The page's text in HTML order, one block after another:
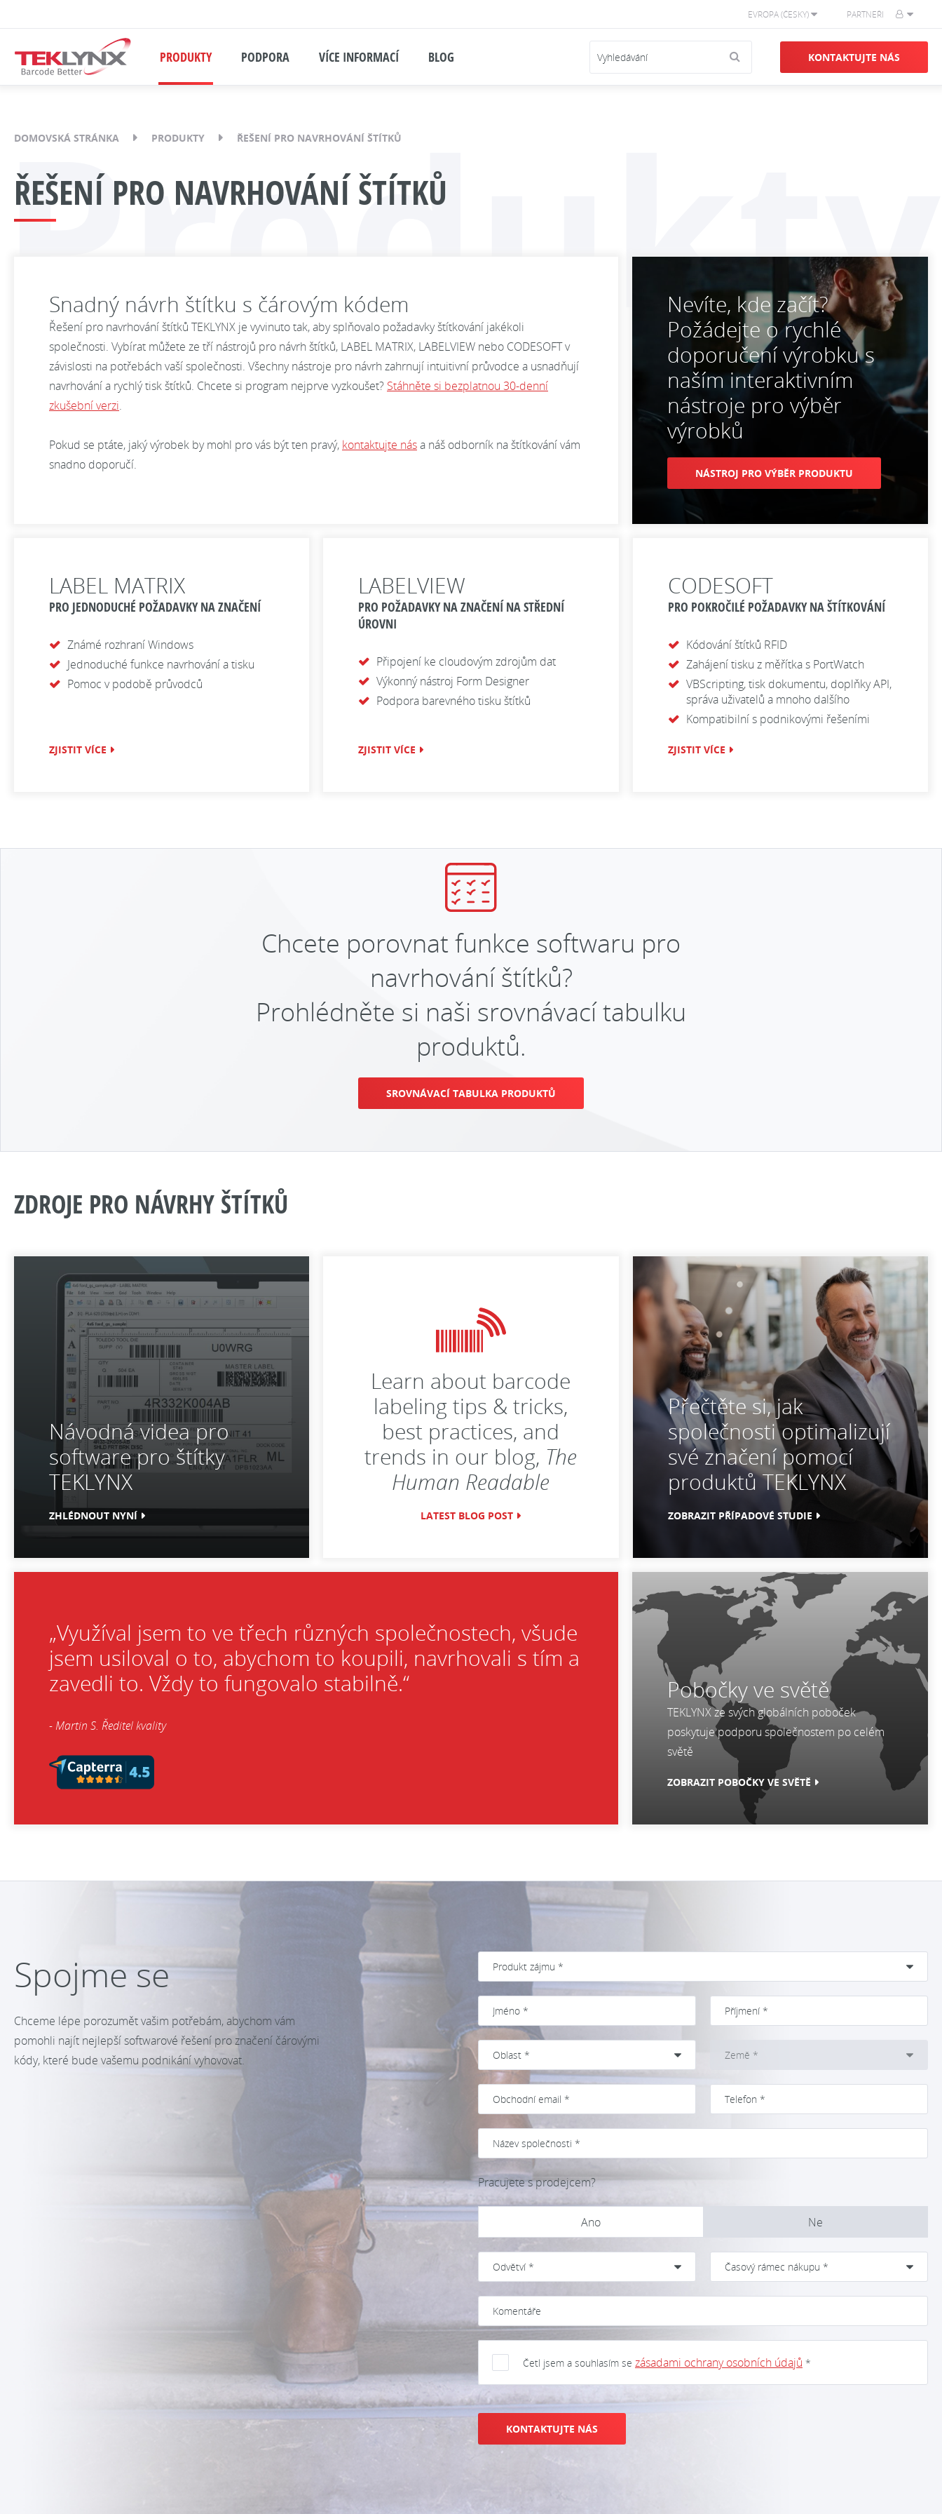
EVROPA (ČESKY) PARTNEŘI
PRODUKTY PODPORA VÍCE INFORMACÍ BLOG KONTAKTUJTE NÁS
DOMOVSKÁ STRÁNKA PRODUKTY ŘEŠENÍ PRO NAVRHOVÁNÍ ŠTÍTKŮ
Produkty
ŘEŠENÍ PRO NAVRHOVÁNÍ ŠTÍTKŮ
Snadný návrh štítku s čárovým kódem
Řešení pro navrhování štítků TEKLYNX je vyvinuto tak, aby splňovalo požadavky štítkování jakékoli
společnosti. Vybírat můžete ze tří nástrojů pro návrh štítků, LABEL MATRIX, LABELVIEW nebo CODESOFT v
závislosti na potřebách vaší společnosti. Všechny nástroje pro návrh zahrnují intuitivní průvodce a usnadňují
navrhování a rychlý tisk štítků. Chcete si program nejprve vyzkoušet? Stáhněte si bezplatnou 30-denní
zkušební verzi.
Pokud se ptáte, jaký výrobek by mohl pro vás být ten pravý, kontaktujte nása náš odborník na štítkování vám
snadno doporučí.
Nevíte, kde začít?
Požádejte o rychlé
doporučení výrobku s
naším interaktivním
nástroje pro výběr
výrobků
NÁSTROJ PRO VÝBĚR PRODUKTU
LABEL MATRIX
PRO JEDNODUCHÉ POŽADAVKY NA ZNAČENÍ
Známé rozhraní Windows
Jednoduché funkce navrhování a tisku
Pomoc v podobě průvodců
ZJISTIT VÍCE
LABELVIEW
PRO POŽADAVKY NA ZNAČENÍ NA STŘEDNÍ
ÚROVNI
Připojení ke cloudovým zdrojům dat
Výkonný nástroj Form Designer
Podpora barevného tisku štítků
ZJISTIT VÍCE
CODESOFT
PRO POKROČILÉ POŽADAVKY NA ŠTÍTKOVÁNÍ
Kódování štítků RFID
Zahájení tisku z měřítka s PortWatch
VBScripting, tisk dokumentu, doplňky API,
správa uživatelů a mnoho dalšího
Kompatibilní s podnikovými řešeními
ZJISTIT VÍCE
Chcete porovnat funkce softwaru pro
navrhování štítků?
Prohlédněte si naši srovnávací tabulku
produktů.
SROVNÁVACÍ TABULKA PRODUKTŮ
ZDROJE PRO NÁVRHY ŠTÍTKŮ
Návodná videa pro
software pro štítky
TEKLYNX
ZHLÉDNOUT NYNÍ
Learn about barcode
labeling tips & tricks,
best practices, and
trends in our blog, The
Human Readable
LATEST BLOG POST
Přečtěte si, jak
společnosti optimalizují
své značení pomocí
produktů TEKLYNX
ZOBRAZIT PŘÍPADOVÉ STUDIE
„Využíval jsem to ve třech různých společnostech, všude
jsem usiloval o to, abychom to koupili, navrhovali s tím a
zavedli to. Vždy to fungovalo stabilně.“
- Martin S. Ředitel kvality
Pobočky ve světě
TEKLYNX ze svých globálních poboček
poskytuje podporu společnostem po celém
světě
ZOBRAZIT POBOČKY VE SVĚTĚ
Spojme se
Chceme lépe porozumět vašim potřebám, abychom vám
pomohli najít nejlepší softwarové řešení pro značení čárovými
kódy, které bude vašemu podnikání vyhovovat.
Pracujete s prodejcem?
Ano Ne
Četl jsem a souhlasím se zásadami ochrany osobních údajů *
KONTAKTUJTE NÁS